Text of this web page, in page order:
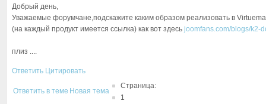
Добрый день,
Уважаемые форумчане,подскажите каким образом реализовать в
(на каждый продукт имеется ссылка) как вот здесь joomfans.com/blogs/k2-
плиз ....
Ответить Цитировать
Ответить в теме Новая тема
Страница:
1